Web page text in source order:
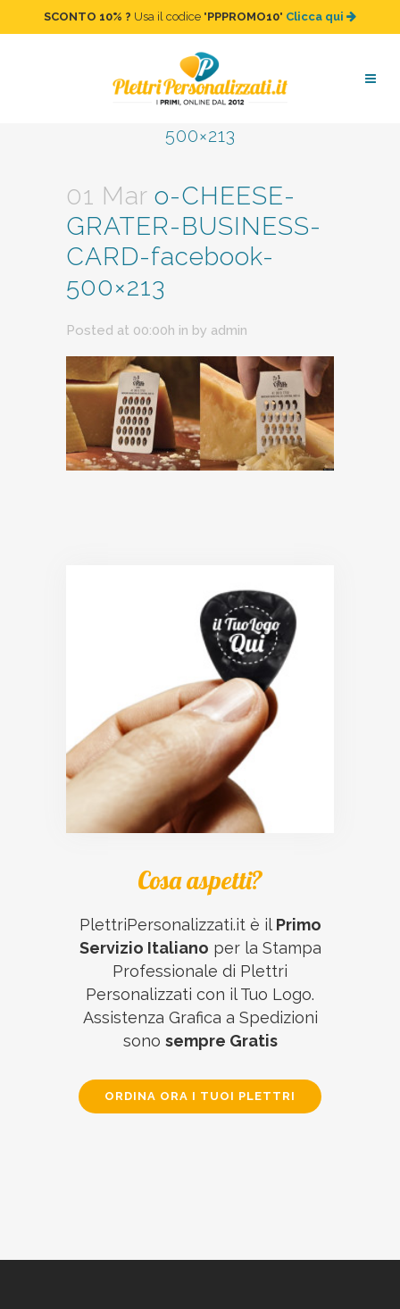
SCONTO 10% ? Usa il codice "PPPROMO10" Clicca qui
o-CHEESE-GRATER-
BUSINESS-CARD-facebook-
500×213
01 Mar o-CHEESE-
GRATER-BUSINESS-
CARD-facebook-
500×213
Posted at 00:00h in by admin
Cosa aspetti?
PlettriPersonalizzati.it è il Primo
Servizio Italiano per la Stampa
Professionale di Plettri
Personalizzati con il Tuo Logo.
Assistenza Grafica a Spedizioni
sono sempre Gratis
ORDINA ORA I TUOI PLETTRI